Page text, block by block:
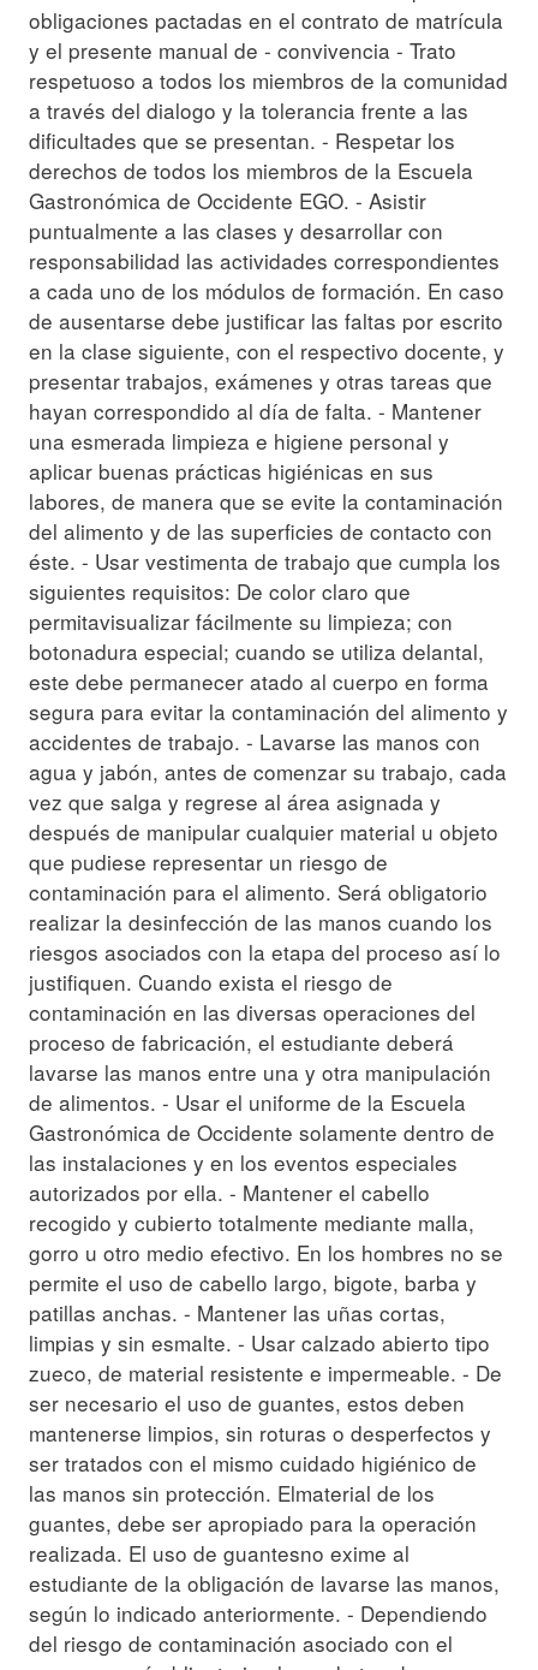
obligaciones pactadas en el contrato de matrícula
y el presente manual de - convivencia - Trato
respetuoso a todos los miembros de la comunidad
a través del dialogo y la tolerancia frente a las
dificultades que se presentan. - Respetar los
derechos de todos los miembros de la Escuela
Gastronómica de Occidente EGO. - Asistir
puntualmente a las clases y desarrollar con
responsabilidad las actividades correspondientes
a cada uno de los módulos de formación. En caso
de ausentarse debe justificar las faltas por escrito
en la clase siguiente, con el respectivo docente, y
presentar trabajos, exámenes y otras tareas que
hayan correspondido al día de falta. - Mantener
una esmerada limpieza e higiene personal y
aplicar buenas prácticas higiénicas en sus
labores, de manera que se evite la contaminación
del alimento y de las superficies de contacto con
éste. - Usar vestimenta de trabajo que cumpla los
siguientes requisitos: De color claro que
permitavisualizar fácilmente su limpieza; con
botonadura especial; cuando se utiliza delantal,
este debe permanecer atado al cuerpo en forma
segura para evitar la contaminación del alimento y
accidentes de trabajo. - Lavarse las manos con
agua y jabón, antes de comenzar su trabajo, cada
vez que salga y regrese al área asignada y
después de manipular cualquier material u objeto
que pudiese representar un riesgo de
contaminación para el alimento. Será obligatorio
realizar la desinfección de las manos cuando los
riesgos asociados con la etapa del proceso así lo
justifiquen. Cuando exista el riesgo de
contaminación en las diversas operaciones del
proceso de fabricación, el estudiante deberá
lavarse las manos entre una y otra manipulación
de alimentos. - Usar el uniforme de la Escuela
Gastronómica de Occidente solamente dentro de
las instalaciones y en los eventos especiales
autorizados por ella. - Mantener el cabello
recogido y cubierto totalmente mediante malla,
gorro u otro medio efectivo. En los hombres no se
permite el uso de cabello largo, bigote, barba y
patillas anchas. - Mantener las uñas cortas,
limpias y sin esmalte. - Usar calzado abierto tipo
zueco, de material resistente e impermeable. - De
ser necesario el uso de guantes, estos deben
mantenerse limpios, sin roturas o desperfectos y
ser tratados con el mismo cuidado higiénico de
las manos sin protección. Elmaterial de los
guantes, debe ser apropiado para la operación
realizada. El uso de guantesno exime al
estudiante de la obligación de lavarse las manos,
según lo indicado anteriormente. - Dependiendo
del riesgo de contaminación asociado con el